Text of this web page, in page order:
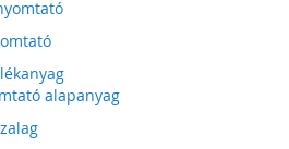
alapanyag